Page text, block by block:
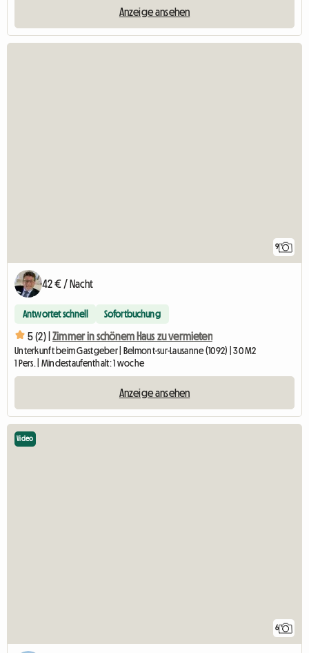
Anzeige ansehen
9
42 € / Nacht
Antwortet schnell Sofortbuchung
5 (2) | Zimmer in schönem Haus zu vermieten
Unterkunft beim Gastgeber | Belmont-sur-Lausanne (1092) | 30 M2
1 Pers. | Mindestaufenthalt: 1 woche
Anzeige ansehen
6
Video